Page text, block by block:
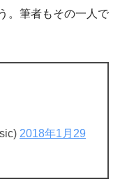
。筆者もその一人で
2018年1月29